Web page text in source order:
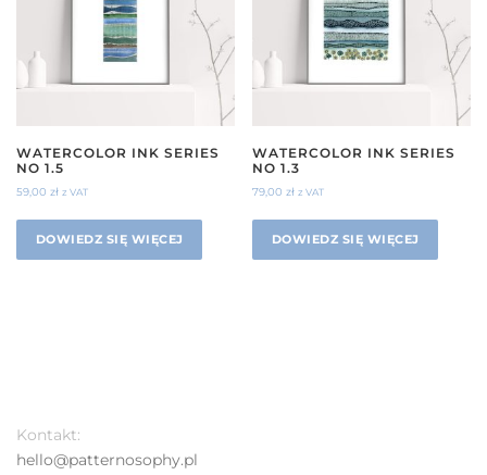
WATERCOLOR INK SERIES
NO 1.5
59,00 zł z VAT
DOWIEDZ SIĘ WIĘCEJ
WATERCOLOR INK SERIES
NO 1.3
79,00zł z VAT
DOWIEDZ SIĘ WIĘCEJ
Kontakt:
hello@patternosophy.pl